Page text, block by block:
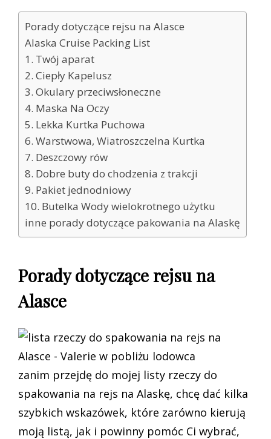
Porady dotyczące rejsu na Alasce
Alaska Cruise Packing List
1. Twój aparat
2. Ciepły Kapelusz
3. Okulary przeciwsłoneczne
4. Maska Na Oczy
5. Lekka Kurtka Puchowa
6. Warstwowa, Wiatroszczelna Kurtka
7. Deszczowy rów
8. Dobre buty do chodzenia z trakcji
9. Pakiet jednodniowy
10. Butelka Wody wielokrotnego użytku
inne porady dotyczące pakowania na Alaskę
Porady dotyczące rejsu na
Alasce
zanim przejdę do mojej listy rzeczy do
spakowania na rejs na Alaskę, chcę dać kilka
szybkich wskazówek, które zarówno kierują
moją listą, jak i powinny pomóc Ci wybrać,